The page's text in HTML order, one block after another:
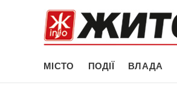
МІСТО ПОДІЇ ВЛАДА